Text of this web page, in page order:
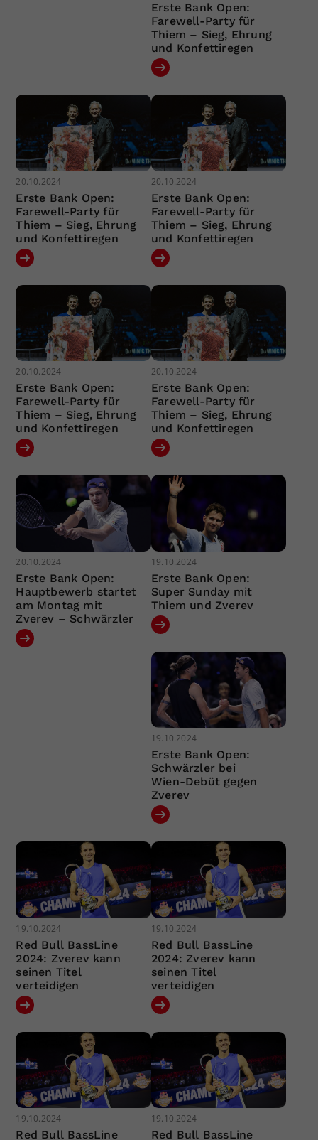
Erste Bank Open:
Farewell-Party für
Thiem – Sieg, Ehrung
und Konfettiregen
20.10.2024
Erste Bank Open:
Farewell-Party für
Thiem – Sieg, Ehrung
und Konfettiregen
20.10.2024
Erste Bank Open:
Farewell-Party für
Thiem – Sieg, Ehrung
und Konfettiregen
20.10.2024
Erste Bank Open:
Farewell-Party für
Thiem – Sieg, Ehrung
und Konfettiregen
20.10.2024
Erste Bank Open:
Farewell-Party für
Thiem – Sieg, Ehrung
und Konfettiregen
20.10.2024
Erste Bank Open:
Hauptbewerb startet
am Montag mit
Zverev – Schwärzler
19.10.2024
Erste Bank Open:
Super Sunday mit
Thiem und Zverev
19.10.2024
Erste Bank Open:
Schwärzler bei
Wien-Debüt gegen
Zverev
19.10.2024
Red Bull BassLine
2024: Zverev kann
seinen Titel
verteidigen
19.10.2024
Red Bull BassLine
2024: Zverev kann
seinen Titel
verteidigen
19.10.2024
Red Bull BassLine
19.10.2024
Red Bull BassLine